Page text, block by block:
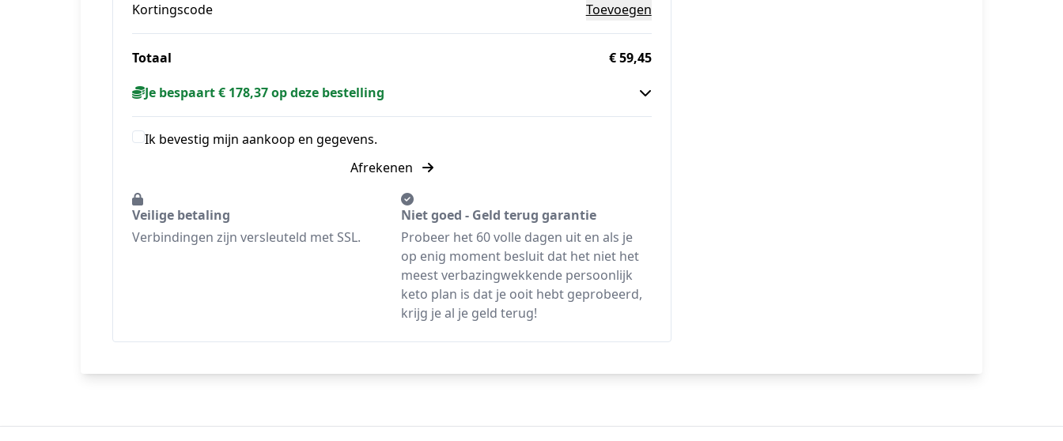
Kortingscode Toevoegen
Totaal
€ 59,45
Je bespaart € 178,37 op deze bestelling
Ik bevestig mijn aankoop en gegevens.
Afrekenen
Veilige betaling
Verbindingen zijn versleuteld met SSL.
Niet goed - Geld terug garantie
Probeer het 60 volle dagen uit en als je
op enig moment besluit dat het niet het
meest verbazingwekkende persoonlijk
keto plan is dat je ooit hebt geprobeerd,
krijg je al je geld terug!